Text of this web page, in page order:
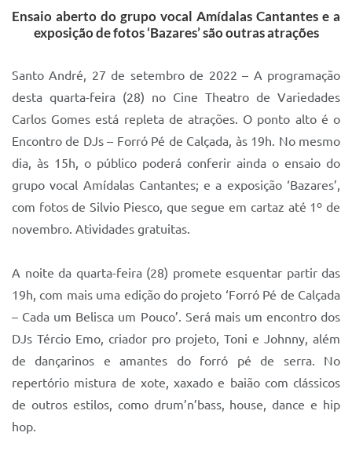
IPTU 2025
Lei de acesso à informação
Mobilidade Urbana Sustentável
Ouvidoria da Cidade
Passe Escolar
Parque Escola
Quadra Fiscal
Sistema Colab
Autarquias
Ensaio aberto do grupo vocal Amídalas Cantantes e a
exposição de fotos ‘Bazares’ são outras atrações
Santo André, 27 de setembro de 2022 – A programação
desta quarta-feira (28) no Cine Theatro de Variedades
Carlos Gomes está repleta de atrações. O ponto alto é o
Encontro de DJs – Forró Pé de Calçada, às 19h. No mesmo
dia, às 15h, o público poderá conferir ainda o ensaio do
grupo vocal Amídalas Cantantes; e a exposição ‘Bazares’,
com fotos de Silvio Piesco, que segue em cartaz até 1º de
novembro. Atividades gratuitas.
A noite da quarta-feira (28) promete esquentar partir das
19h, com mais uma edição do projeto ‘Forró Pé de Calçada
– Cada um Belisca um Pouco’. Será mais um encontro dos
DJs Tércio Emo, criador pro projeto, Toni e Johnny, além
de dançarinos e amantes do forró pé de serra. No
repertório mistura de xote, xaxado e baião com clássicos
de outros estilos, como drum’n’bass, house, dance e hip
hop.